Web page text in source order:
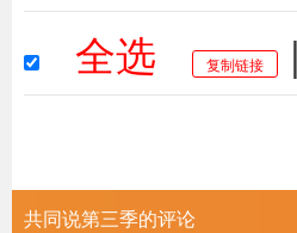
全选
复制链接 |
共同说第三季的评论